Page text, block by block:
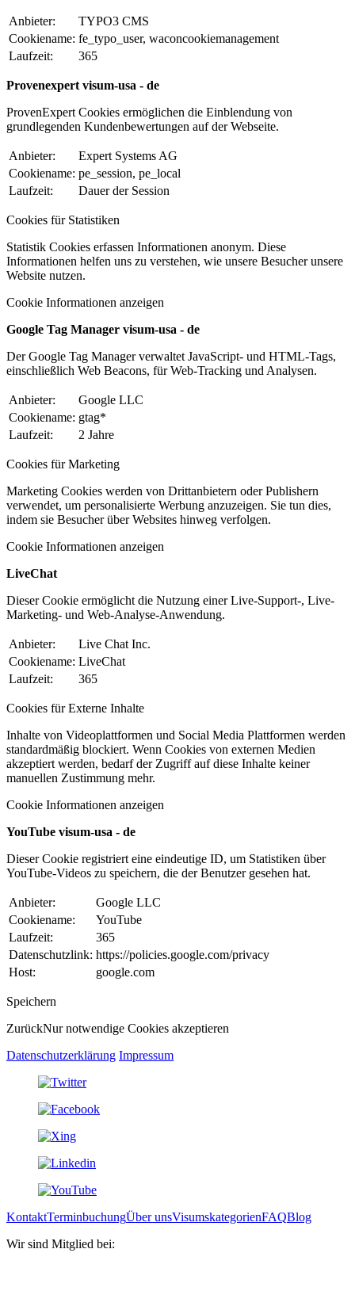
Anbieter:
TYPO3 CMS
Cookiename: fe_typo_user, waconcookiemanagement
Laufzeit:
365
Provenexpert visum-usa - de
ProvenExpert Cookies ermöglichen die Einblendung von
grundlegenden Kundenbewertungen auf der Webseite.
Anbieter:
Expert Systems AG
Cookiename: pe_session, pe_local
Laufzeit:
Dauer der Session
Cookies für Statistiken
Statistik Cookies erfassen Informationen anonym. Diese
Informationen helfen uns zu verstehen, wie unsere Besucher unsere
Website nutzen.
Cookie Informationen anzeigen
Google Tag Manager visum-usa - de
Der Google Tag Manager verwaltet JavaScript- und HTML-Tags,
einschließlich Web Beacons, für Web-Tracking und Analysen.
Anbieter:
Google LLC
Cookiename: gtag*
Laufzeit:
2 Jahre
Cookies für Marketing
Marketing Cookies werden von Drittanbietern oder Publishern
verwendet, um personalisierte Werbung anzuzeigen. Sie tun dies,
indem sie Besucher über Websites hinweg verfolgen.
Cookie Informationen anzeigen
LiveChat
Dieser Cookie ermöglicht die Nutzung einer Live-Support-, Live-
Marketing- und Web-Analyse-Anwendung.
Anbieter:
Live Chat Inc.
Cookiename: LiveChat
Laufzeit:
365
Cookies für Externe Inhalte
Inhalte von Videoplattformen und Social Media Plattformen werden
standardmäßig blockiert. Wenn Cookies von externen Medien
akzeptiert werden, bedarf der Zugriff auf diese Inhalte keiner
manuellen Zustimmung mehr.
Cookie Informationen anzeigen
YouTube visum-usa - de
Dieser Cookie registriert eine eindeutige ID, um Statistiken über
YouTube-Videos zu speichern, die der Benutzer gesehen hat.
Anbieter:
Google LLC
Cookiename:
YouTube
Laufzeit:
365
Datenschutzlink: https://policies.google.com/privacy
Host:
google.com
Speichern
ZurückNur notwendige Cookies akzeptieren
Datenschutzerklärung Impressum
KontaktTerminbuchungÜber unsVisumskategorienFAQBlog
Wir sind Mitglied bei: